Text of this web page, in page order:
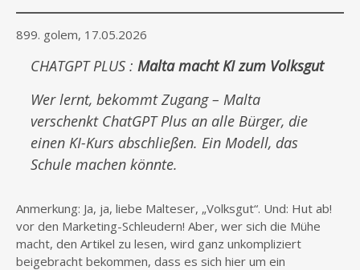
899. golem, 17.05.2026
CHATGPT PLUS : Malta macht KI zum Volksgut
Wer lernt, bekommt Zugang – Malta
verschenkt ChatGPT Plus an alle Bürger, die
einen KI-Kurs abschließen. Ein Modell, das
Schule machen könnte.
Anmerkung: Ja, ja, liebe Malteser, „Volksgut“. Und: Hut ab!
vor den Marketing-Schleudern! Aber, wer sich die Mühe
macht, den Artikel zu lesen, wird ganz unkompliziert
beigebracht bekommen, dass es sich hier um ein